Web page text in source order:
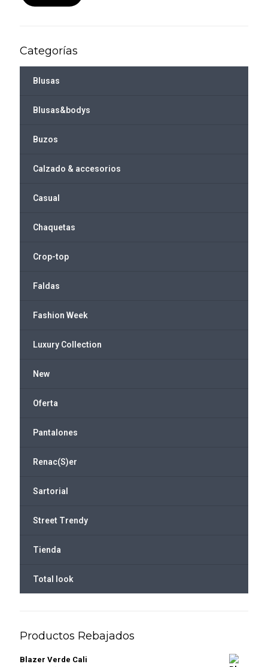
Categorías
Blusas
Blusas&bodys
Buzos
Calzado & accesorios
Casual
Chaquetas
Crop-top
Faldas
Fashion Week
Luxury Collection
New
Oferta
Pantalones
Renac(S)er
Sartorial
Street Trendy
Tienda
Total look
Productos Rebajados
Blazer Verde Cali